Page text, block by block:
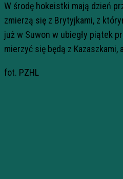
W środę hokeistki mają dzień
zmierzą się z Brytyjkami, z
już w Suwon w ubiegły piątek
mierzyć się będą z Kazaszkami,
fot. PZHL